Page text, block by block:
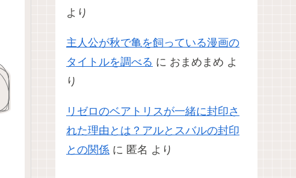
より
主人公が秋で亀を飼っている漫画の
タイトルを調べる に おまめまめ よ
り
リゼロのベアトリスが一緒に封印さ
れた理由とは？アルとスバルの封印
との関係 に 匿名 より